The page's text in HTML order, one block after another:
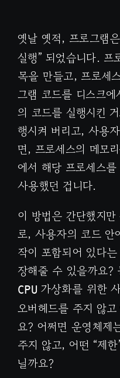
옛날 옛적, 프로그램
실행” 되었습니다. 프
목을 만들고, 프로세
그램 코드를 디스크
의 코드를 실행시킨
행시켜 버리고, 사용
면, 프로세스의 메모
에서 해당 프로세스
사용했던 겁니다.
이 방법은 간단했지
로, 사용자의 코드 안
작이 포함되어 있다
장해줄 수 있을까요?
CPU 가상화를 위한
오버헤드를 주지 않
요? 어쩌면 운영체제
주지 않고, 어떤 “제
닐까요?